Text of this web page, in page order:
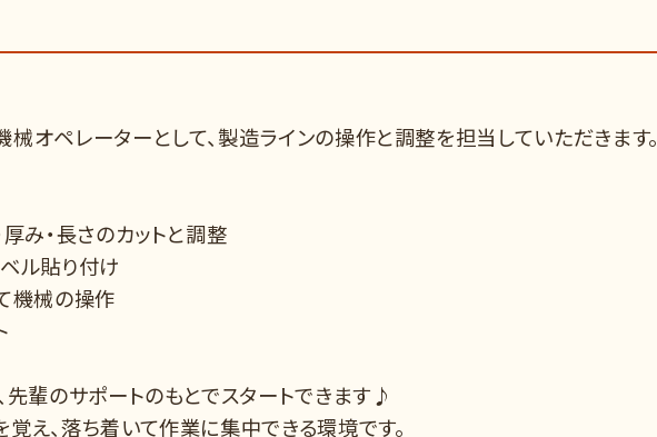
オペレーターとして、製造ラインの操作と調整を担当していただきます。
み・長さのカットと調整
ル貼り付け
機械の操作
先輩のサポートのもとでスタートできます♪
え、落ち着いて作業に集中できる環境です。